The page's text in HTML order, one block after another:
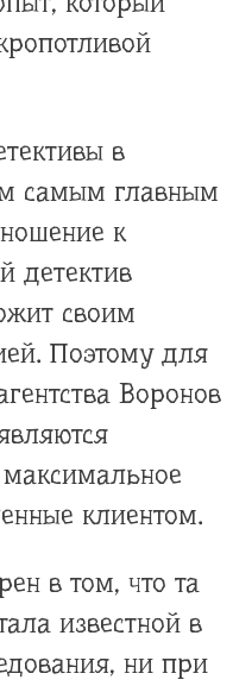
в
самым главным
к
детектив
своим
Поэтому для
Воронов
клиентом.
в том, что та
известной в
ни при